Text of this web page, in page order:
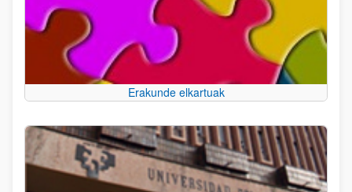
Erakunde elkartuak